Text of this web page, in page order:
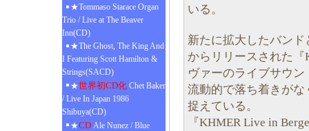
★Tommaso Starace Organ
Trio / Live at The Beaver
Inn(CD)
★The Ghost, The King And
I Featuring Scott Hamilton &
Strings(SACD)
★世界初CD化 Chet Baker
/ Live In Japan 1986
Shibuya(CD)
★CD Ale Nunez / Blue
いる。
新たに拡大したバンド
からリリースされた『
ヴァーのライブサウ
流動的で落ち着きが
捉えている。
『KHMER Live in